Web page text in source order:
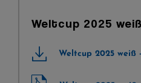
Weltcup 2025 weiß
Weltcup 2025 weiß